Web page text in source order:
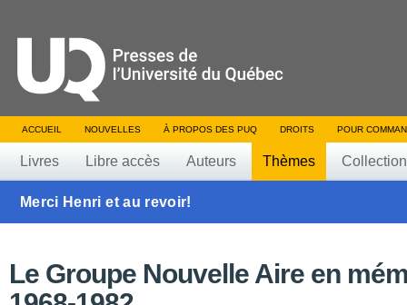
ACCUEIL NOUVELLES À PROPOS DES PUQ DROITS POUR
Livres Libre accès Auteurs Thèmes
Merci Henri et au revoir!
Le Groupe Nouvelle Aire en